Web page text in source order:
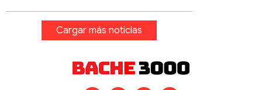
Cargar más noticias